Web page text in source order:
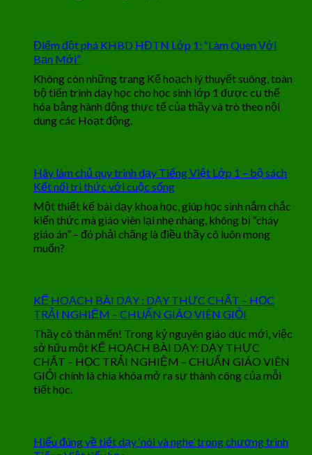
Điểm đột phá KHBD HĐTN Lớp 1: “Làm Quen Với
Bạn Mới”
Không còn những trang Kế hoạch lý thuyết suông, toàn
bộ tiến trình dạy học cho học sinh lớp 1 được cụ thể
hóa bằng hành động thực tế của thầy và trò theo nội
dung các Hoạt động.
Hãy làm chủ quy trình dạy Tiếng Việt Lớp 1 – bộ sách
Kết nối tri thức với cuộc sống
Một thiết kế bài dạy khoa học, giúp học sinh nắm chắc
kiến thức mà giáo viên lại nhẹ nhàng, không bị “cháy
giáo án” – đó phải chăng là điều thầy cô luôn mong
muốn?
KẾ HOẠCH BÀI DẠY : DẠY THỰC CHẤT – HỌC
TRẢI NGHIỆM – CHUẨN GIÁO VIÊN GIỎI
Thầy cô thân mến! Trong kỷ nguyên giáo dục mới, việc
sở hữu một KẾ HOẠCH BÀI DẠY: DẠY THỰC
CHẤT – HỌC TRẢI NGHIỆM – CHUẨN GIÁO VIÊN
GIỎI chính là chìa khóa mở ra sự thành công của mỗi
tiết học.
Hiểu đúng về tiết dạy ‘nói và nghe’ trong chương trình